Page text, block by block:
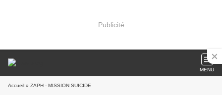
Publicité
MENU
Accueil » ZAPH - MISSION SUICIDE